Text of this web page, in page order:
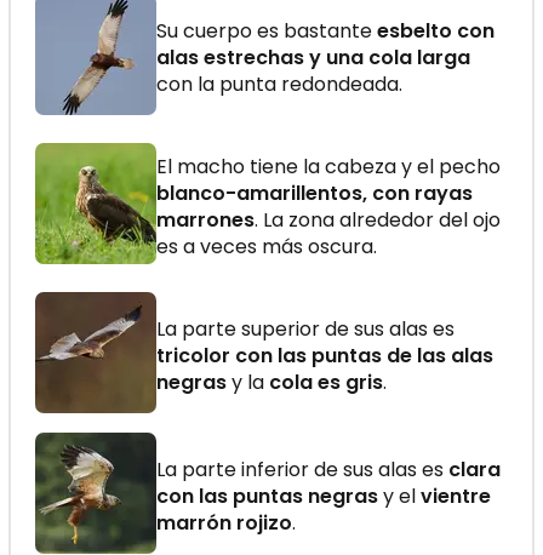
Su cuerpo es bastanteesbelto con
alas estrechas y una cola larga
con la punta redondeada.
El macho tiene la cabeza y el pecho
blanco-amarillentos, con rayas
marrones. La zona alrededor del ojo
es a veces más oscura.
La parte superior de sus alas es
tricolor con las puntas de las alas
negrasy la cola es gris.
La parte inferior de sus alas es clara
con las puntas negrasy elvientre
marrón rojizo.